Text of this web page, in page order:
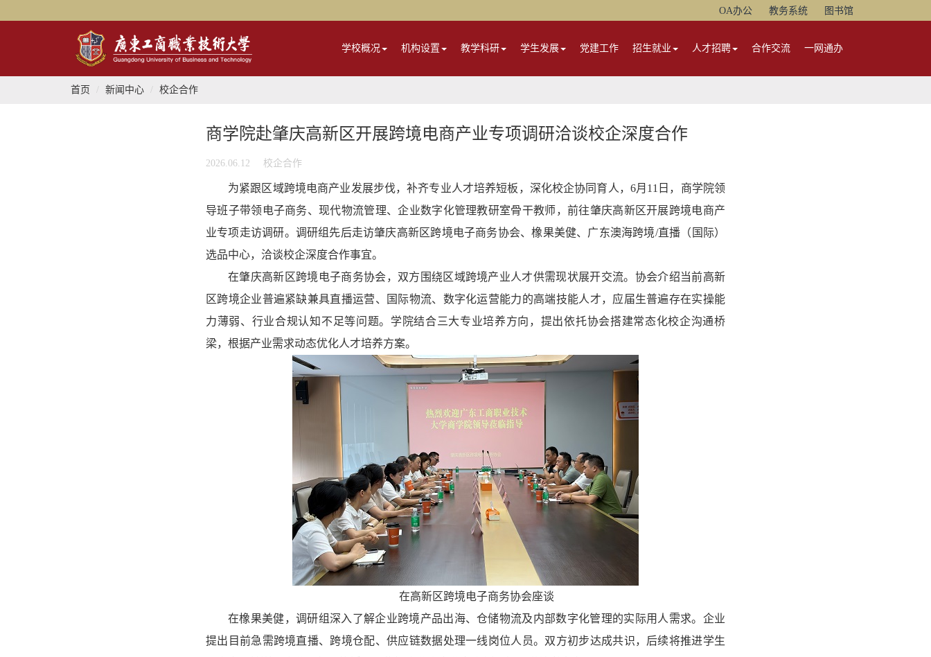
OA办公 教务系统 图书馆
学校概况 机构设置 教学科研 学生发展 党建工作 招生就业 人才招聘 合作交流 一网通办
首页 新闻中心 校企合作
商学院赴肇庆高新区开展跨境电商产业专项调研洽谈校企深度合作
2026.06.12 校企合作
为紧跟区域跨境电商产业发展步伐，补齐专业人才培养短板，深化校企协同育人，6月11日，商学院领
导班子带领电子商务、现代物流管理、企业数字化管理教研室骨干教师，前往肇庆高新区开展跨境电商产
业专项走访调研。调研组先后走访肇庆高新区跨境电子商务协会、橡果美健、广东澳海跨境/直播（国际）
选品中心，洽谈校企深度合作事宜。
在肇庆高新区跨境电子商务协会，双方围绕区域跨境产业人才供需现状展开交流。协会介绍当前高新
区跨境企业普遍紧缺兼具直播运营、国际物流、数字化运营能力的高端技能人才，应届生普遍存在实操能
力薄弱、行业合规认知不足等问题。学院结合三大专业培养方向，提出依托协会搭建常态化校企沟通桥
梁，根据产业需求动态优化人才培养方案。
在高新区跨境电子商务协会座谈
在橡果美健，调研组深入了解企业跨境产品出海、仓储物流及内部数字化管理的实际用人需求。企业
提出目前急需跨境直播、跨境仓配、供应链数据处理一线岗位人员。双方初步达成共识，后续将推进学生